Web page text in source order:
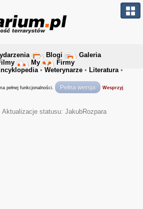
Blogi
Galeria
My
Firmy
• Weterynarze • Literatura•
pełnej funkcjonalności. Pełna wersja Wesprzyj
Aktualizacje statusu: JakubRozpara